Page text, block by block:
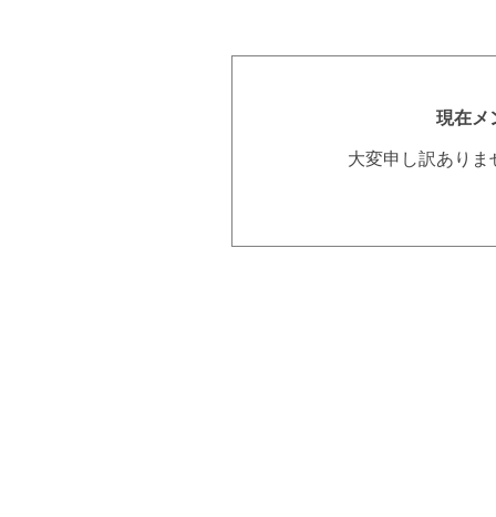
現在メ
大変申し訳あり